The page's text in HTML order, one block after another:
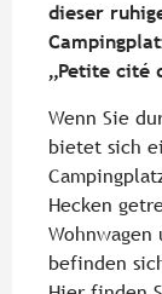
dieser
„Petite cité
Wenn Sie
bietet sich
Hecken
befinden